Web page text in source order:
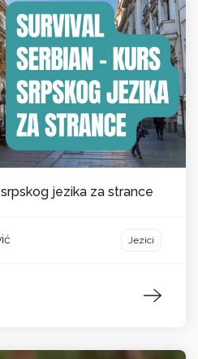
jezika za strance
Jezici